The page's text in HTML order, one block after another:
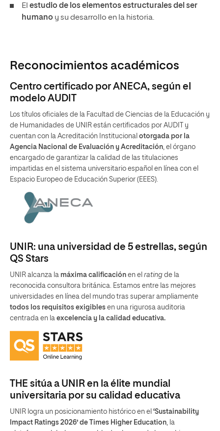
El estudio de los elementos estructurales del ser
humano y su desarrollo en la historia.
Reconocimientos académicos
Centro certificado por ANECA, según el
modelo AUDIT
Los títulos oficiales de la Facultad de Ciencias de la Educación y
de Humanidades de UNIR están certificados por AUDIT y
cuentan con la Acreditación Institucional otorgada por la
Agencia Nacional de Evaluación y Acreditación, el órgano
encargado de garantizar la calidad de las titulaciones
impartidas en el sistema universitario español en línea con el
Espacio Europeo de Educación Superior (EEES).
UNIR: una universidad de 5 estrellas, según
QS Stars
UNIR alcanza la máxima calificación en el rating de la
reconocida consultora británica. Estamos entre las mejores
universidades en línea del mundo tras superar ampliamente
todos los requisitos exigibles en una rigurosa auditoria
centrada en la excelencia y la calidad educativa.
THE sitúa a UNIR en la élite mundial
universitaria por su calidad educativa
UNIR logra un posicionamiento histórico en el ‘Sustainability
Impact Ratings 2026’ de Times Higher Education, la